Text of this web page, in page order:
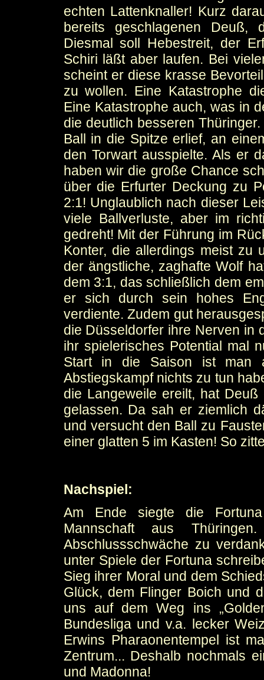
echten Lattenknaller! Kurz
bereits geschlagenen Deuß,
Diesmal soll Hebestreit, der
Schiri läßt aber laufen. Bei
scheint er diese krasse
zu wollen. Eine Katastrophe
Eine Katastrophe auch, was in
die deutlich besseren
Ball in die Spitze erlief, an
den Torwart ausspielte. Als er
haben wir die große Chance
über die Erfurter Deckung zu
2:1! Unglaublich nach dieser
viele Ballverluste, aber im
gedreht! Mit der Führung im
Konter, die allerdings meist zu
der ängstliche, zaghafte Wolf
dem 3:1, das schließlich dem
er sich durch sein hohes
verdiente. Zudem gut
die Düsseldorfer ihre Nerven in
ihr spielerisches Potential mal
Start in die Saison ist man
Abstiegskampf nichts zu tun
die Langeweile ereilt, hat
gelassen. Da sah er ziemlich
und versucht den Ball zu
einer glatten 5 im Kasten! So
Nachspiel:
Am Ende siegte die
Mannschaft aus
Abschlussschwäche zu
unter Spiele der Fortuna
Sieg ihrer Moral und dem
Glück, dem Flinger Boich und
uns auf dem Weg ins
Bundesliga und v.a. lecker
Erwins Pharaonentempel ist
Zentrum... Deshalb nochmals
und Madonna!